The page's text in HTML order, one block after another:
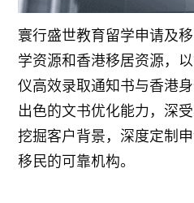
寰行盛世教育留学申请及
学资源和香港移居资源，
仪高效录取通知书与香港
出色的文书优化能力，深
挖掘客户背景，深度定制
移民的可靠机构。